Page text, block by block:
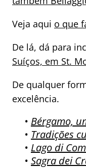
Veja aqui o que
De lá, dá para
Suíços, em St.
De qualquer
excelência.
• Bérgamo,
• Tradições
• Lago di
• Sagra dei